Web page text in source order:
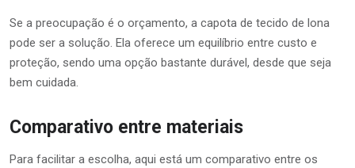
Se a preocupação é o orçamento, a capota de tecido de lona
pode ser a solução. Ela oferece um equilíbrio entre custo e
proteção, sendo uma opção bastante durável, desde que seja
bem cuidada.
Comparativo entre materiais
Para facilitar a escolha, aqui está um comparativo entre os